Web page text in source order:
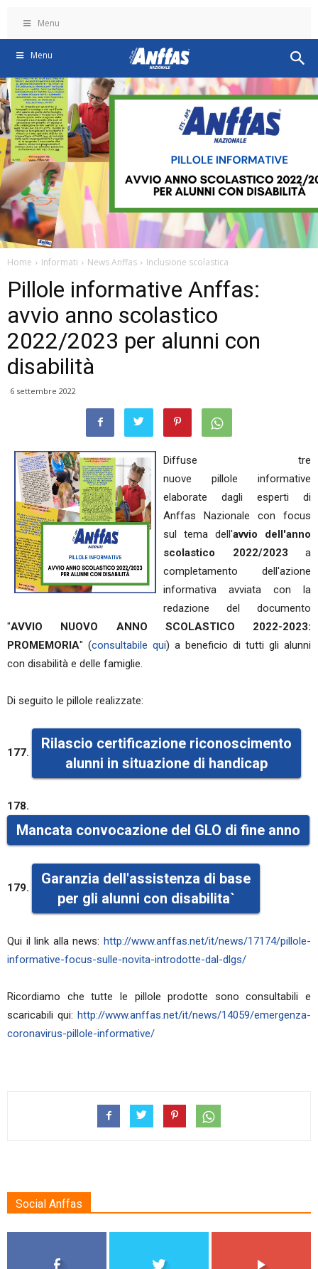
Menu
Menu
Home Informati News Anffas Inclusione scolastica
Pillole informative Anffas:
avvio anno scolastico
2022/2023 per alunni con
disabilità
6 settembre 2022
Diffuse tre
nuove pillole informative
elaborate dagli esperti di
Anffas Nazionale con focus
sul tema dell'avvio dell'anno
scolastico 2022/2023 a
completamento dell'azione
informativa avviata con la
redazione del documento
"AVVIO NUOVO ANNO SCOLASTICO 2022-2023:
PROMEMORIA" (consultabile qui) a beneficio di tutti gli alunni
con disabilità e delle famiglie.
Di seguito le pillole realizzate:
177.
Rilascio certificazione riconoscimento
alunni in situazione di handicap
178.
Mancata convocazione del GLO di fine anno
179.
Garanzia dell'assistenza di base
per gli alunni con disabilita`
Qui il link alla news: http://www.anffas.net/it/news/17174/pillole-
informative-focus-sulle-novita-introdotte-dal-dlgs/
Ricordiamo che tutte le pillole prodotte sono consultabili e
scaricabili qui: http://www.anffas.net/it/news/14059/emergenza-
coronavirus-pillole-informative/
Social Anffas